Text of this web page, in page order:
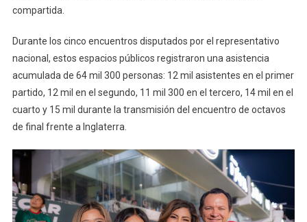
Yucatán
compartida.
Durante los cinco encuentros disputados por el representativo
nacional, estos espacios públicos registraron una asistencia
acumulada de 64 mil 300 personas: 12 mil asistentes en el primer
partido, 12 mil en el segundo, 11 mil 300 en el tercero, 14 mil en el
cuarto y 15 mil durante la transmisión del encuentro de octavos
de final frente a Inglaterra.